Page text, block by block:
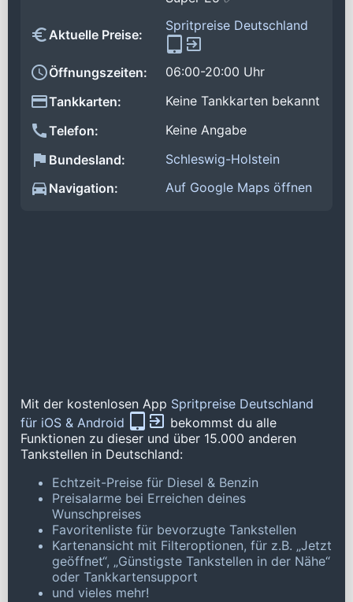
Aktuelle Preise:
Spritpreise Deutschland
Öffnungszeiten:
06:00-20:00 Uhr
Tankkarten:
Keine Tankkarten bekannt
Telefon:
Keine Angabe
Bundesland:
Schleswig-Holstein
Navigation:
Auf Google Maps öffnen
Mit der kostenlosen App Spritpreise Deutschland
für iOS & Android
bekommst du alle
Funktionen zu dieser und über 15.000 anderen
Tankstellen in Deutschland:
Echtzeit-Preise für Diesel & Benzin
Preisalarme bei Erreichen deines
Wunschpreises
Favoritenliste für bevorzugte Tankstellen
Kartenansicht mit Filteroptionen, für z.B. „Jetzt
geöffnet“, „Günstigste Tankstellen in der Nähe“
oder Tankkartensupport
und vieles mehr!